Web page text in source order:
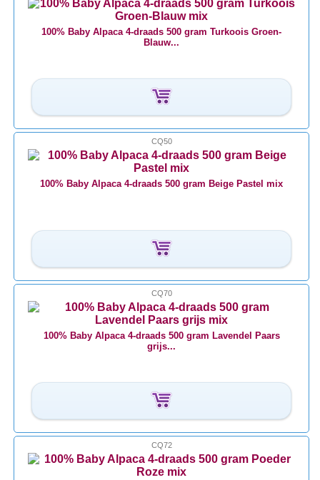
100% Baby Alpaca 4-draads 500 gram Turkoois Groen-
Blauw...
CQ50
100% Baby Alpaca 4-draads 500 gram Beige Pastel mix
CQ70
100% Baby Alpaca 4-draads 500 gram Lavendel Paars
grijs...
CQ72